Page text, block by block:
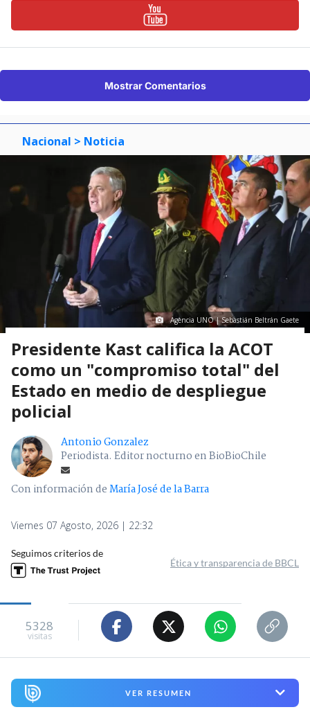
Mostrar Comentarios
Nacional > Noticia
Agencia UNO | Sebastián Beltrán Gaete
Presidente Kast califica la ACOT
como un "compromiso total" del
Estado en medio de despliegue
policial
Antonio Gonzalez
Periodista. Editor nocturno en BioBioChile
Con información deMaría José de la Barra
Viernes 07 Agosto, 2026 | 22:32
Seguimos criterios de
Ética y transparencia de BBCL
5328
visitas
VER RESUMEN